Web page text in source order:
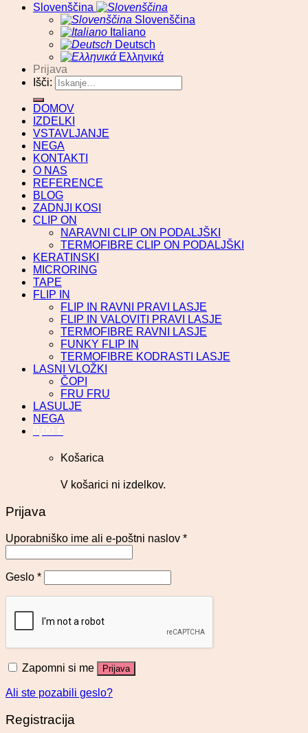
Slovenščina
Slovenščina
Italiano
Deutsch
Ελληνικά
Prijava
Išči:
DOMOV
IZDELKI
VSTAVLJANJE
NEGA
KONTAKTI
O NAS
REFERENCE
BLOG
ZADNJI KOSI
CLIP ON
NARAVNI CLIP ON PODALJŠKI
TERMOFIBRE CLIP ON PODALJŠKI
KERATINSKI
MICRORING
TAPE
FLIP IN
FLIP IN RAVNI PRAVI LASJE
FLIP IN VALOVITI PRAVI LASJE
TERMOFIBRE RAVNI LASJE
FUNKY FLIP IN
TERMOFIBRE KODRASTI LASJE
LASNI VLOŽKI
ČOPI
FRU FRU
LASULJE
NEGA
0,00 €
Košarica
V košarici ni izdelkov.
Prijava
Uporabniško ime ali e-poštni naslov *
Geslo *
Zapomni si me Prijava
Ali ste pozabili geslo?
Registracija